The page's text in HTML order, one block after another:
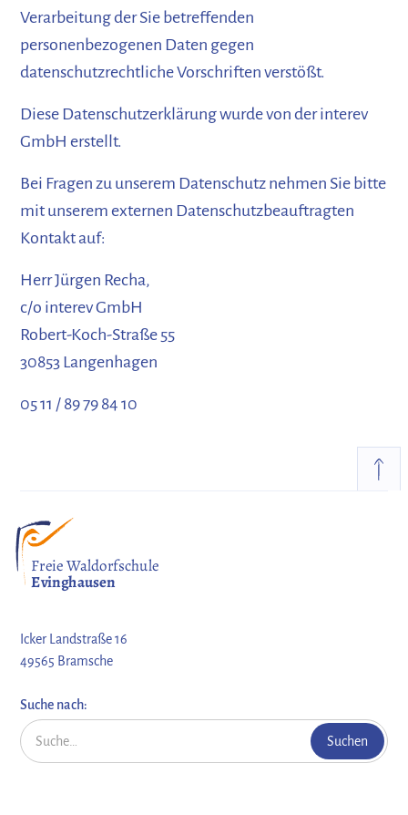
Verarbeitung der Sie betreffenden
personenbezogenen Daten gegen
datenschutzrechtliche Vorschriften verstößt.
Diese Datenschutzerklärung wurde von der interev
GmbH erstellt.
Bei Fragen zu unserem Datenschutz nehmen Sie bitte
mit unserem externen Datenschutzbeauftragten
Kontakt auf:
Herr Jürgen Recha,
c/o interev GmbH
Robert-Koch-Straße 55
30853 Langenhagen
05 11 / 89 79 84 10
Freie Waldorfschule
Evinghausen
Icker Landstraße 16
49565 Bramsche
Suche nach: